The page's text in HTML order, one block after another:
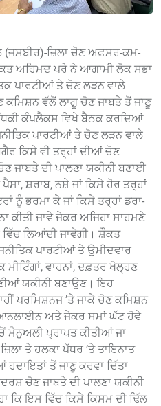
ਜ਼ਿਲਾ ਚੋਣ ਅਫ਼ਸਰ-ਕਮ-
ਅਹਿਮਦ ਪਰੇ ਨੇ ਆਗਾਮੀ ਲੋਕ ਸਭਾ
ਪਾਰਟੀਆਂ ਤੇ ਚੋਣ ਲੜਨ ਵਾਲੇ
ਕਮਿਸ਼ਨ ਵੱਲੋਂ ਲਾਗੂ ਚੋਣ ਜਾਬਤੇ ਤੋਂ ਜਾਣੂ
ਕੰਪਲੈਕਸ ਵਿਖੇ ਬੈਠਕ ਕਰਦਿਆਂ
ਪਾਰਟੀਆਂ ਤੇ ਚੋਣ ਲੜਨ ਵਾਲੇ
ਕਿਸੇ ਵੀ ਤਰ੍ਹਾਂ ਦੀਆਂ ਚੋਣ
ਜਾਬਤੇ ਦੀ ਪਾਲਣਾ ਯਕੀਨੀ ਬਣਾਈ
ਸ਼ਰਾਬ, ਨਸ਼ੇ ਜਾਂ ਕਿਸੇ ਹੋਰ ਤਰ੍ਹਾਂ
ਨੂੰ ਭਰਮਾ ਕੇ ਜਾਂ ਕਿਸੇ ਤਰ੍ਹਾਂ ਡਰਾ-
ਕੀਤੀ ਜਾਵੇ ਜੇਕਰ ਅਜਿਹਾ ਸਾਹਮਣੇ
ਲਿਆਂਦੀ ਜਾਵੇਗੀ। ਸ਼ੌਕਤ
ਪਾਰਟੀਆਂ ਤੇ ਉਮੀਦਵਾਰ
ਵਾਹਨਾਂ, ਦਫ਼ਤਰ ਖੋਲ੍ਹਣ
ਯਕੀਨੀ ਬਣਾਉਣ। ਇਹ
ਪਰਮਿਸ਼ਨਜ ’ਤੇ ਜਾਕੇ ਚੋਣ ਕਮਿਸ਼ਨ
ਅਤੇ ਜੇਕਰ ਸਮਾਂ ਘੱਟ ਹੋਵੇ
ਪ੍ਰਾਪਤ ਕੀਤੀਆਂ ਜਾ
ਤੇ ਹਲਕਾ ਪੱਧਰ ’ਤੇ ਤਾਇਨਾਤ
ਤੋਂ ਜਾਣੂ ਕਰਵਾ ਦਿੱਤਾ
ਚੋਣ ਜਾਬਤੇ ਦੀ ਪਾਲਣਾ ਯਕੀਨੀ
ਕਿ ਇਸ ਵਿੱਚ ਕਿਸੇ ਕਿਸਮ ਦੀ ਢਿੱਲ